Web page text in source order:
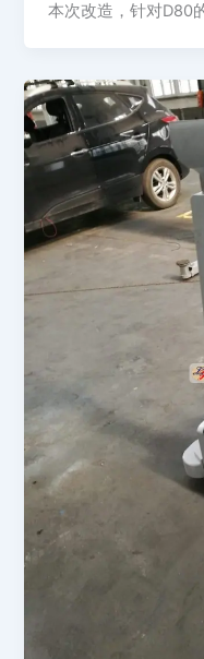
本次改造，针对D80